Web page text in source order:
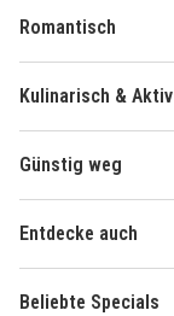
Romantisch
Kulinarisch & Aktiv
Günstig weg
Entdecke auch
Beliebte Specials